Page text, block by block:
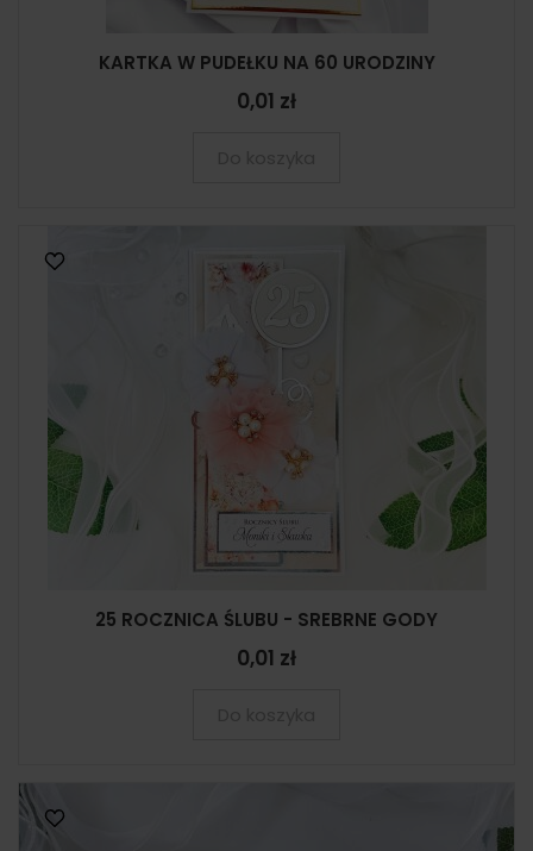
KARTKA W PUDEŁKU NA 60 URODZINY
0,01 zł
25 ROCZNICA ŚLUBU - SREBRNE GODY
0,01 zł